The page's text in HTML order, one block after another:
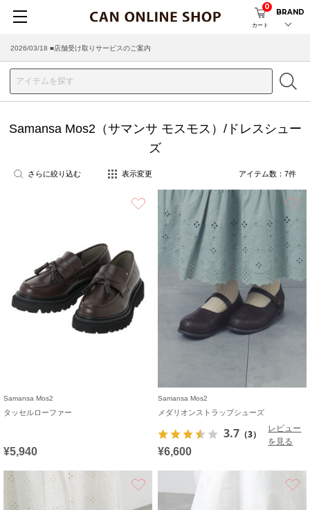
カート
0
BRAND
2026/03/18 ■店舗受け取りサービスのご案内
Samansa Mos2（サマンサ モスモス）/ドレスシュー
ズ
さらに絞り込む 表示変更 アイテム数： 7件
お気に入り
Samansa Mos2
タッセルローファー
¥5,940
Samansa Mos2
メダリオンストラップシューズ
3.7 （3）
レビュー
を見る
¥6,600